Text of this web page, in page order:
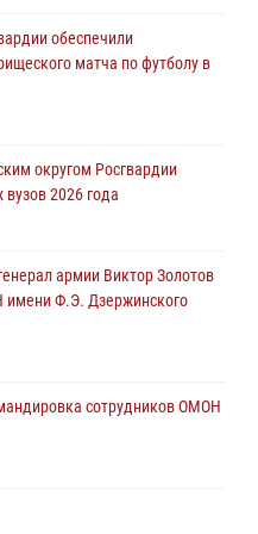
Росгвардии
задержаны
окружном юнармейском
обеспечили
матча по футболу в
округом Росгвардии
2026 года
армии Виктор Золотов
имени Ф.Э. Дзержинского
сотрудников ОМОН